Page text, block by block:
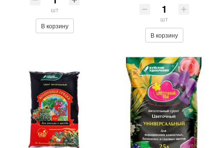
шт
В корзину
шт
В корзину